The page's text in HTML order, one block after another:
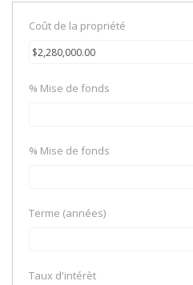
Coût de la propriété
% Mise de fonds
% Mise de fonds
Terme (années)
Taux d'intérèt